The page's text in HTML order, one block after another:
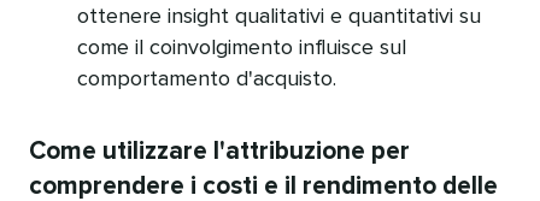
ottenere insight qualitativi e quantitativi su
come il coinvolgimento influisce sul
comportamento d'acquisto.​​
Come utilizzare l'attribuzione per
comprendere i costi e il rendimento delle